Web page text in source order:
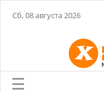
Сб, 08 августа 2026